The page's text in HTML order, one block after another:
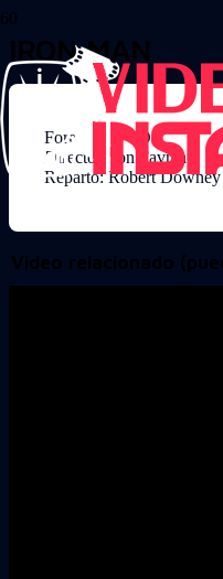
IRON MAN
Formato: DVD
Director: Jon Favreau
Reparto: Robert
Video relacionado